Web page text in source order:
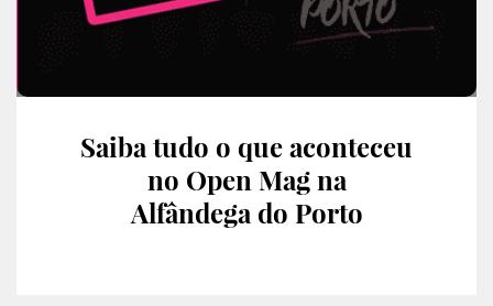
Saiba tudo o que aconteceu
no Open Mag na
Alfândega do Porto